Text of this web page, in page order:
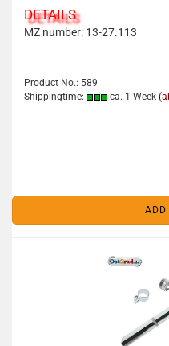
DETAILS
MZ number: 13-27.113
Product No.: 589
Shippingtime:
ca. 1 Week
ADD